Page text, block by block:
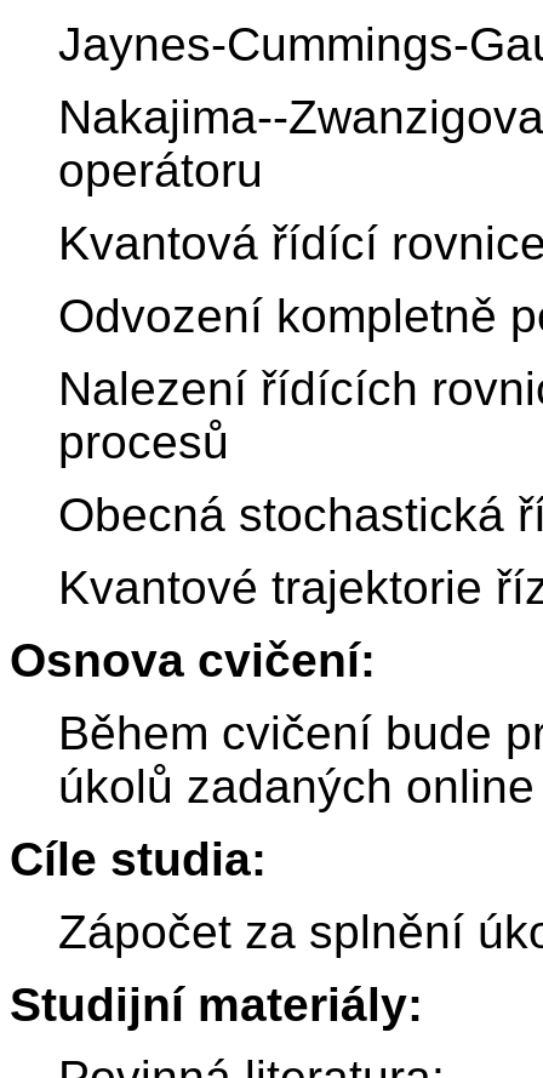
Jaynes-Cummings-
Nakajima--
operátoru
Kvantová řídící
Odvození kompletně
Nalezení řídících
procesů
Obecná stochastická
Kvantové trajektorie
Osnova cvičení:
Během cvičení bude
úkolů zadaných
Cíle studia:
Zápočet za splnění
Studijní materiály: